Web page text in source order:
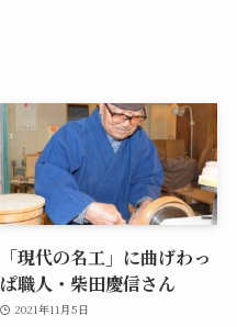
「現代の名工」に曲げわっ
ぱ職人・柴田慶信さん
2021年11月5日